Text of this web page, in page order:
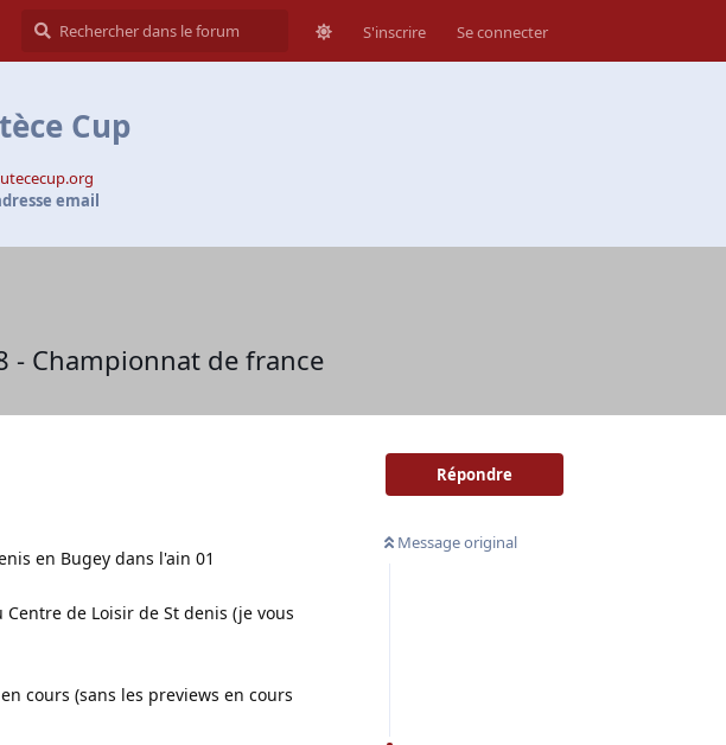
S'inscrire Se connecter
Cup
email
- Championnat de france
Répondre
Message original
en Bugey dans l'ain 01
Centre de Loisir de St denis (je vous
cours (sans les previews en cours